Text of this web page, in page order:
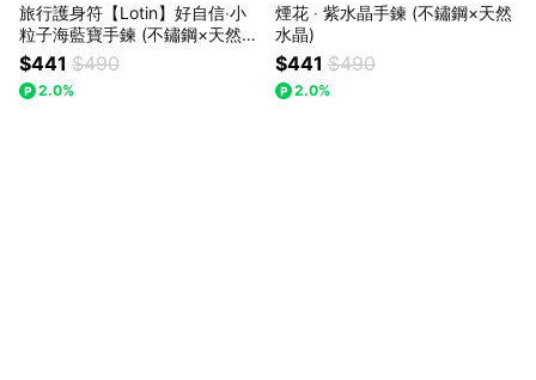
旅行護身符【Lotin】好自信‧小
粒子海藍寶手鍊 (不鏽鋼×天然水
晶)
$441 $490
2.0%
煙花 ‧ 紫水晶手鍊 (不鏽鋼×天然
水晶)
$441 $490
2.0%